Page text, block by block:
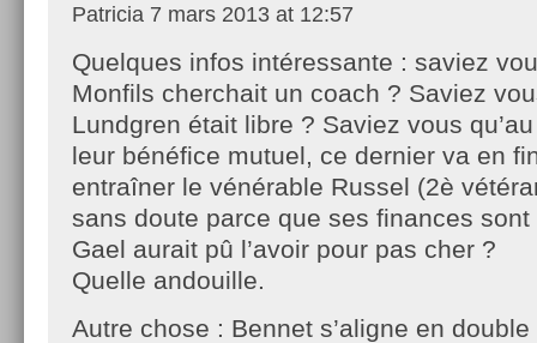
Patricia 7 mars 2013 at 12:57
Quelques infos intéressante : saviez
Monfils cherchait un coach ? Saviez
Lundgren était libre ? Saviez vous
leur bénéfice mutuel, ce dernier va en
entraîner le vénérable Russel (2è
sans doute parce que ses finances
Gael aurait pû l’avoir pour pas cher ?
Quelle andouille.
Autre chose : Bennet s’aligne en